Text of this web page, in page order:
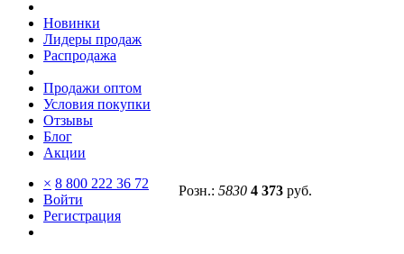
Розн.: 5830 4 373 руб.
Новинки
Лидеры продаж
Распродажа
Продажи оптом
Условия покупки
Отзывы
Блог
Акции
× 8 800 222 36 72
Войти
Регистрация